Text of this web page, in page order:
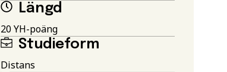
Längd
20 YH-poäng
Studieform
Distans